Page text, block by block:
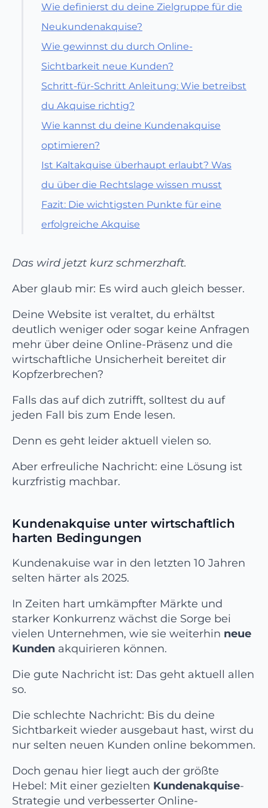
Wie definierst du deine Zielgruppe für die
Neukundenakquise?
Wie gewinnst du durch Online-
Sichtbarkeit neue Kunden?
Schritt-für-Schritt Anleitung: Wie betreibst
du Akquise richtig?
Wie kannst du deine Kundenakquise
optimieren?
Wichtige Kennzahlen der
Neukundengewinnung
Ist Kaltakquise überhaupt erlaubt? Was
du über die Rechtslage wissen musst
Fazit: Die wichtigsten Punkte für eine
erfolgreiche Akquise
Tags
Teilen
Das wird jetzt kurz schmerzhaft.
Aber glaub mir: Es wird auch gleich besser.
Deine Website ist veraltet, du erhältst
deutlich weniger oder sogar keine Anfragen
mehr über deine Online-Präsenz und die
wirtschaftliche Unsicherheit bereitet dir
Kopfzerbrechen?
Falls das auf dich zutrifft, solltest du auf
jeden Fall bis zum Ende lesen.
Denn es geht leider aktuell vielen so.
Aber erfreuliche Nachricht: eine Lösung ist
kurzfristig machbar.
Kundenakquise unter wirtschaftlich
harten Bedingungen
Kundenakuise war in den letzten 10 Jahren
selten härter als 2025.
In Zeiten hart umkämpfter Märkte und
starker Konkurrenz wächst die Sorge bei
vielen Unternehmen, wie sie weiterhin neue
Kunden akquirieren können.
Die gute Nachricht ist: Das geht aktuell allen
so.
Die schlechte Nachricht: Bis du deine
Sichtbarkeit wieder ausgebaut hast, wirst du
nur selten neuen Kunden online bekommen.
Doch genau hier liegt auch der größte
Hebel: Mit einer gezielten Kundenakquise-
Strategie und verbesserter Online-